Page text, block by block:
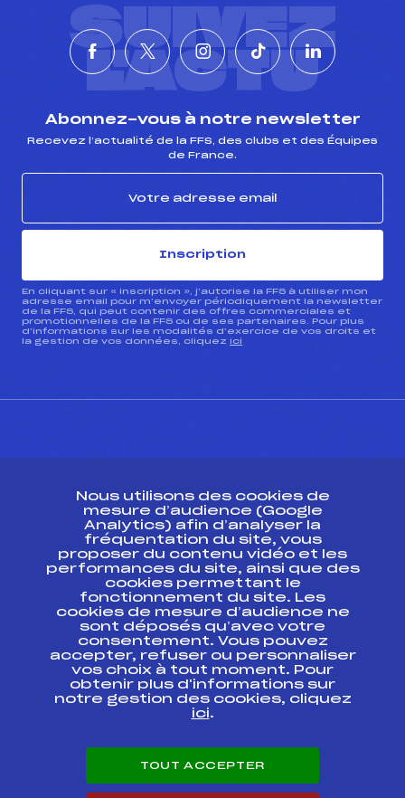
SUIVEZ
L'ACTU
Abonnez-vous à notre newsletter
Recevez l’actualité de la FFS, des clubs et des Équipes
de France.
Inscription
En cliquant sur « inscription », j’autorise la FFS à utiliser mon
adresse email pour m’envoyer périodiquement la newsletter
de la FFS, qui peut contenir des offres commerciales et
promotionnelles de la FFS ou de ses partenaires. Pour plus
d’informations sur les modalités d’exercice de vos droits et
la gestion de vos données, cliquez ici
Ressources
Pass’Neige
Projet sportif fédéral
Projet de performance fédéral
Antidopage
Pôle Développement, Formation, Suivi
Scientifique
Listes ministérielles
Pôle vie de l’athlète
Enseignement professionnel
Carrières
Nous utilisons des cookies de
mesure d’audience (Google
Analytics) afin d’analyser la
fréquentation du site, vous
proposer du contenu vidéo et les
performances du site, ainsi que des
cookies permettant le
fonctionnement du site. Les
cookies de mesure d’audience ne
sont déposés qu’avec votre
consentement. Vous pouvez
accepter, refuser ou personnaliser
vos choix à tout moment. Pour
obtenir plus d'informations sur
notre gestion des cookies, cliquez
ici.
TOUT ACCEPTER